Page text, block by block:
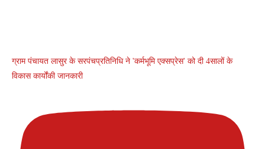
ग्राम पंचायत लासुर के सरपंचप्रतिनिधि ने 'कर्मभूमि एक्सप्रेस' को दी 4सालों के
विकास कार्योंकी जानकारी